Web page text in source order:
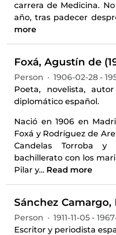
carrera de Medicina.
año, tras padecer
more
Foxá, Agustín de
Person · 1906-02-28 -
Poeta, novelista,
diplomático español.
Nació en 1906 en
Foxá y Rodríguez de
Candelas Torroba y
bachillerato con los
Pilar y… Read more
Person · 1911-11-05 -
Escritor y periodista